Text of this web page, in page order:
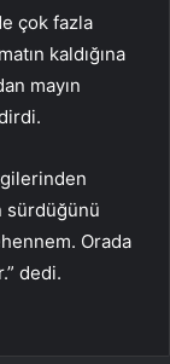
çok fazla
kaldığına
mayın
sürdüğünü
Orada
dedi.